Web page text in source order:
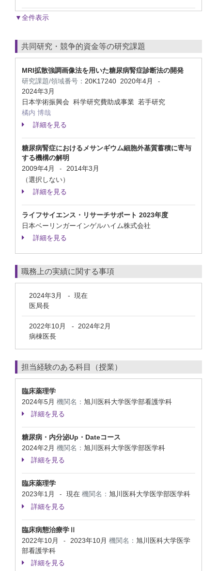
▼全件表示
共同研究・競争的資金等の研究課題
MRI拡散強調画像法を用いた糖尿病腎症診断法の開発
研究課題/領域番号： 20K17240 2020年4月 -
2024年3月
日本学術振興会 科学研究費助成事業 若手研究
橘内 博哉
詳細を見る
糖尿病腎症におけるメサンギウム細胞外基質蓄積に寄与
する機構の解明
2009年4月
-
2014年3月
（選択しない）
詳細を見る
ライフサイエンス・リサーチサポート 2023年度
日本ベーリンガーインゲルハイム株式会社
詳細を見る
職務上の実績に関する事項
2024年3月 - 現在
医局長
2022年10月 -
2024年2月
病棟医長
担当経験のある科目（授業）
臨床薬理学
2024年5月 機関名： 旭川医科大学医学部看護学科
詳細を見る
糖尿病・内分泌Up・Dateコース
2024年2月 機関名： 旭川医科大学医学部医学科
詳細を見る
臨床薬理学
2023年1月
- 現在 機関名： 旭川医科大学医学部医学科
詳細を見る
臨床病態治療学Ⅱ
2022年10月
- 2023年10月 機関名： 旭川医科大学医学
部看護学科
詳細を見る